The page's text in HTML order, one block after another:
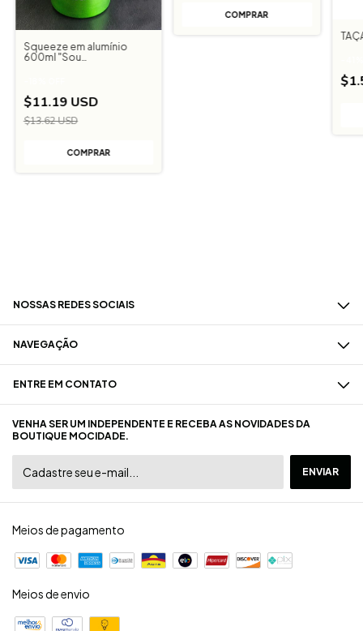
Squeeze em alumínio
600ml "Sou
$11.19 USD
$13.62 USD
NOSSAS REDES SOCIAIS
NAVEGAÇÃO
ENTRE EM CONTATO
VENHA SER UM INDEPENDENTE E RECEBA AS NOVIDADES DA
BOUTIQUE MOCIDADE.
Meios de pagamento
Meios de envio